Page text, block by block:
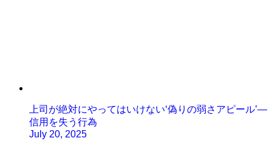
上司が絶対にやってはいけない‘偽りの弱さアピール’—
信用を失う行為
July 20, 2025